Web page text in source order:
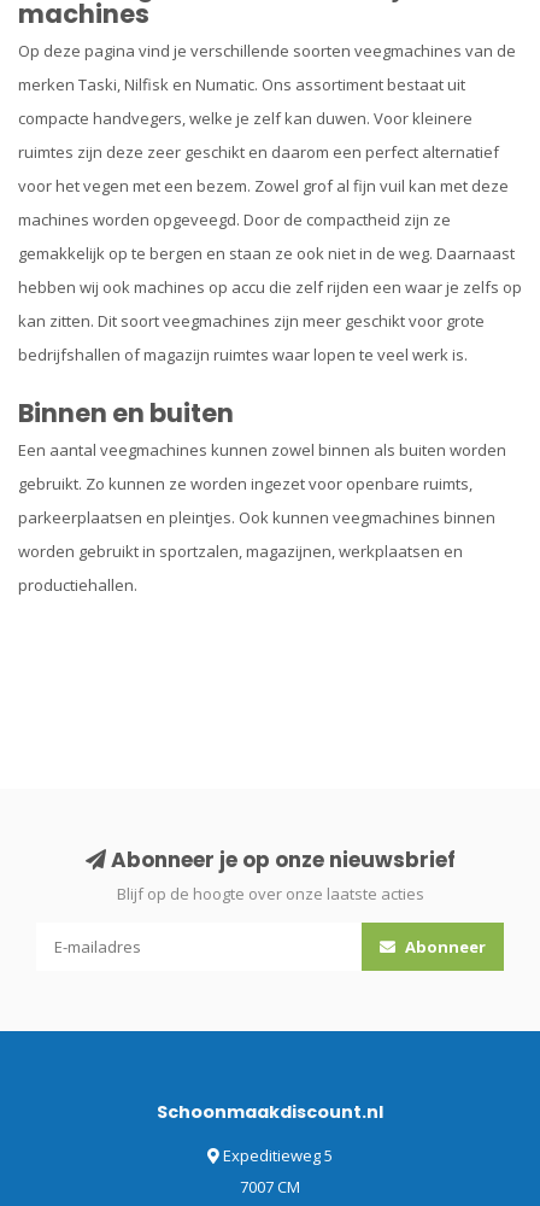
machines
Op deze pagina vind je verschillende soorten veegmachines van de
merken Taski, Nilfisk en Numatic. Ons assortiment bestaat uit
compacte handvegers, welke je zelf kan duwen. Voor kleinere
ruimtes zijn deze zeer geschikt en daarom een perfect alternatief
voor het vegen met een bezem. Zowel grof al fijn vuil kan met deze
machines worden opgeveegd. Door de compactheid zijn ze
gemakkelijk op te bergen en staan ze ook niet in de weg. Daarnaast
hebben wij ook machines op accu die zelf rijden een waar je zelfs op
kan zitten. Dit soort veegmachines zijn meer geschikt voor grote
bedrijfshallen of magazijn ruimtes waar lopen te veel werk is.
Binnen en buiten
Een aantal veegmachines kunnen zowel binnen als buiten worden
gebruikt. Zo kunnen ze worden ingezet voor openbare ruimts,
parkeerplaatsen en pleintjes. Ook kunnen veegmachines binnen
worden gebruikt in sportzalen, magazijnen, werkplaatsen en
productiehallen.
Abonneer je op onze nieuwsbrief
Blijf op de hoogte over onze laatste acties
Abonneer
Schoonmaakdiscount.nl
Expeditieweg 5
7007 CM